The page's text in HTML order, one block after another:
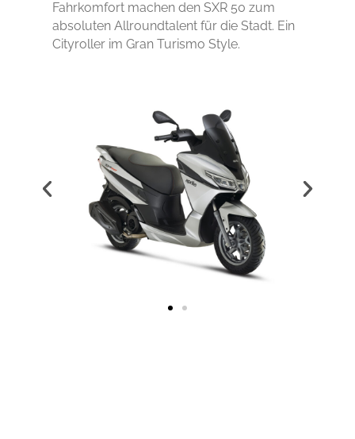
Fahrkomfort machen den SXR 50 zum
absoluten Allroundtalent für die Stadt. Ein
Cityroller im Gran Turismo Style.